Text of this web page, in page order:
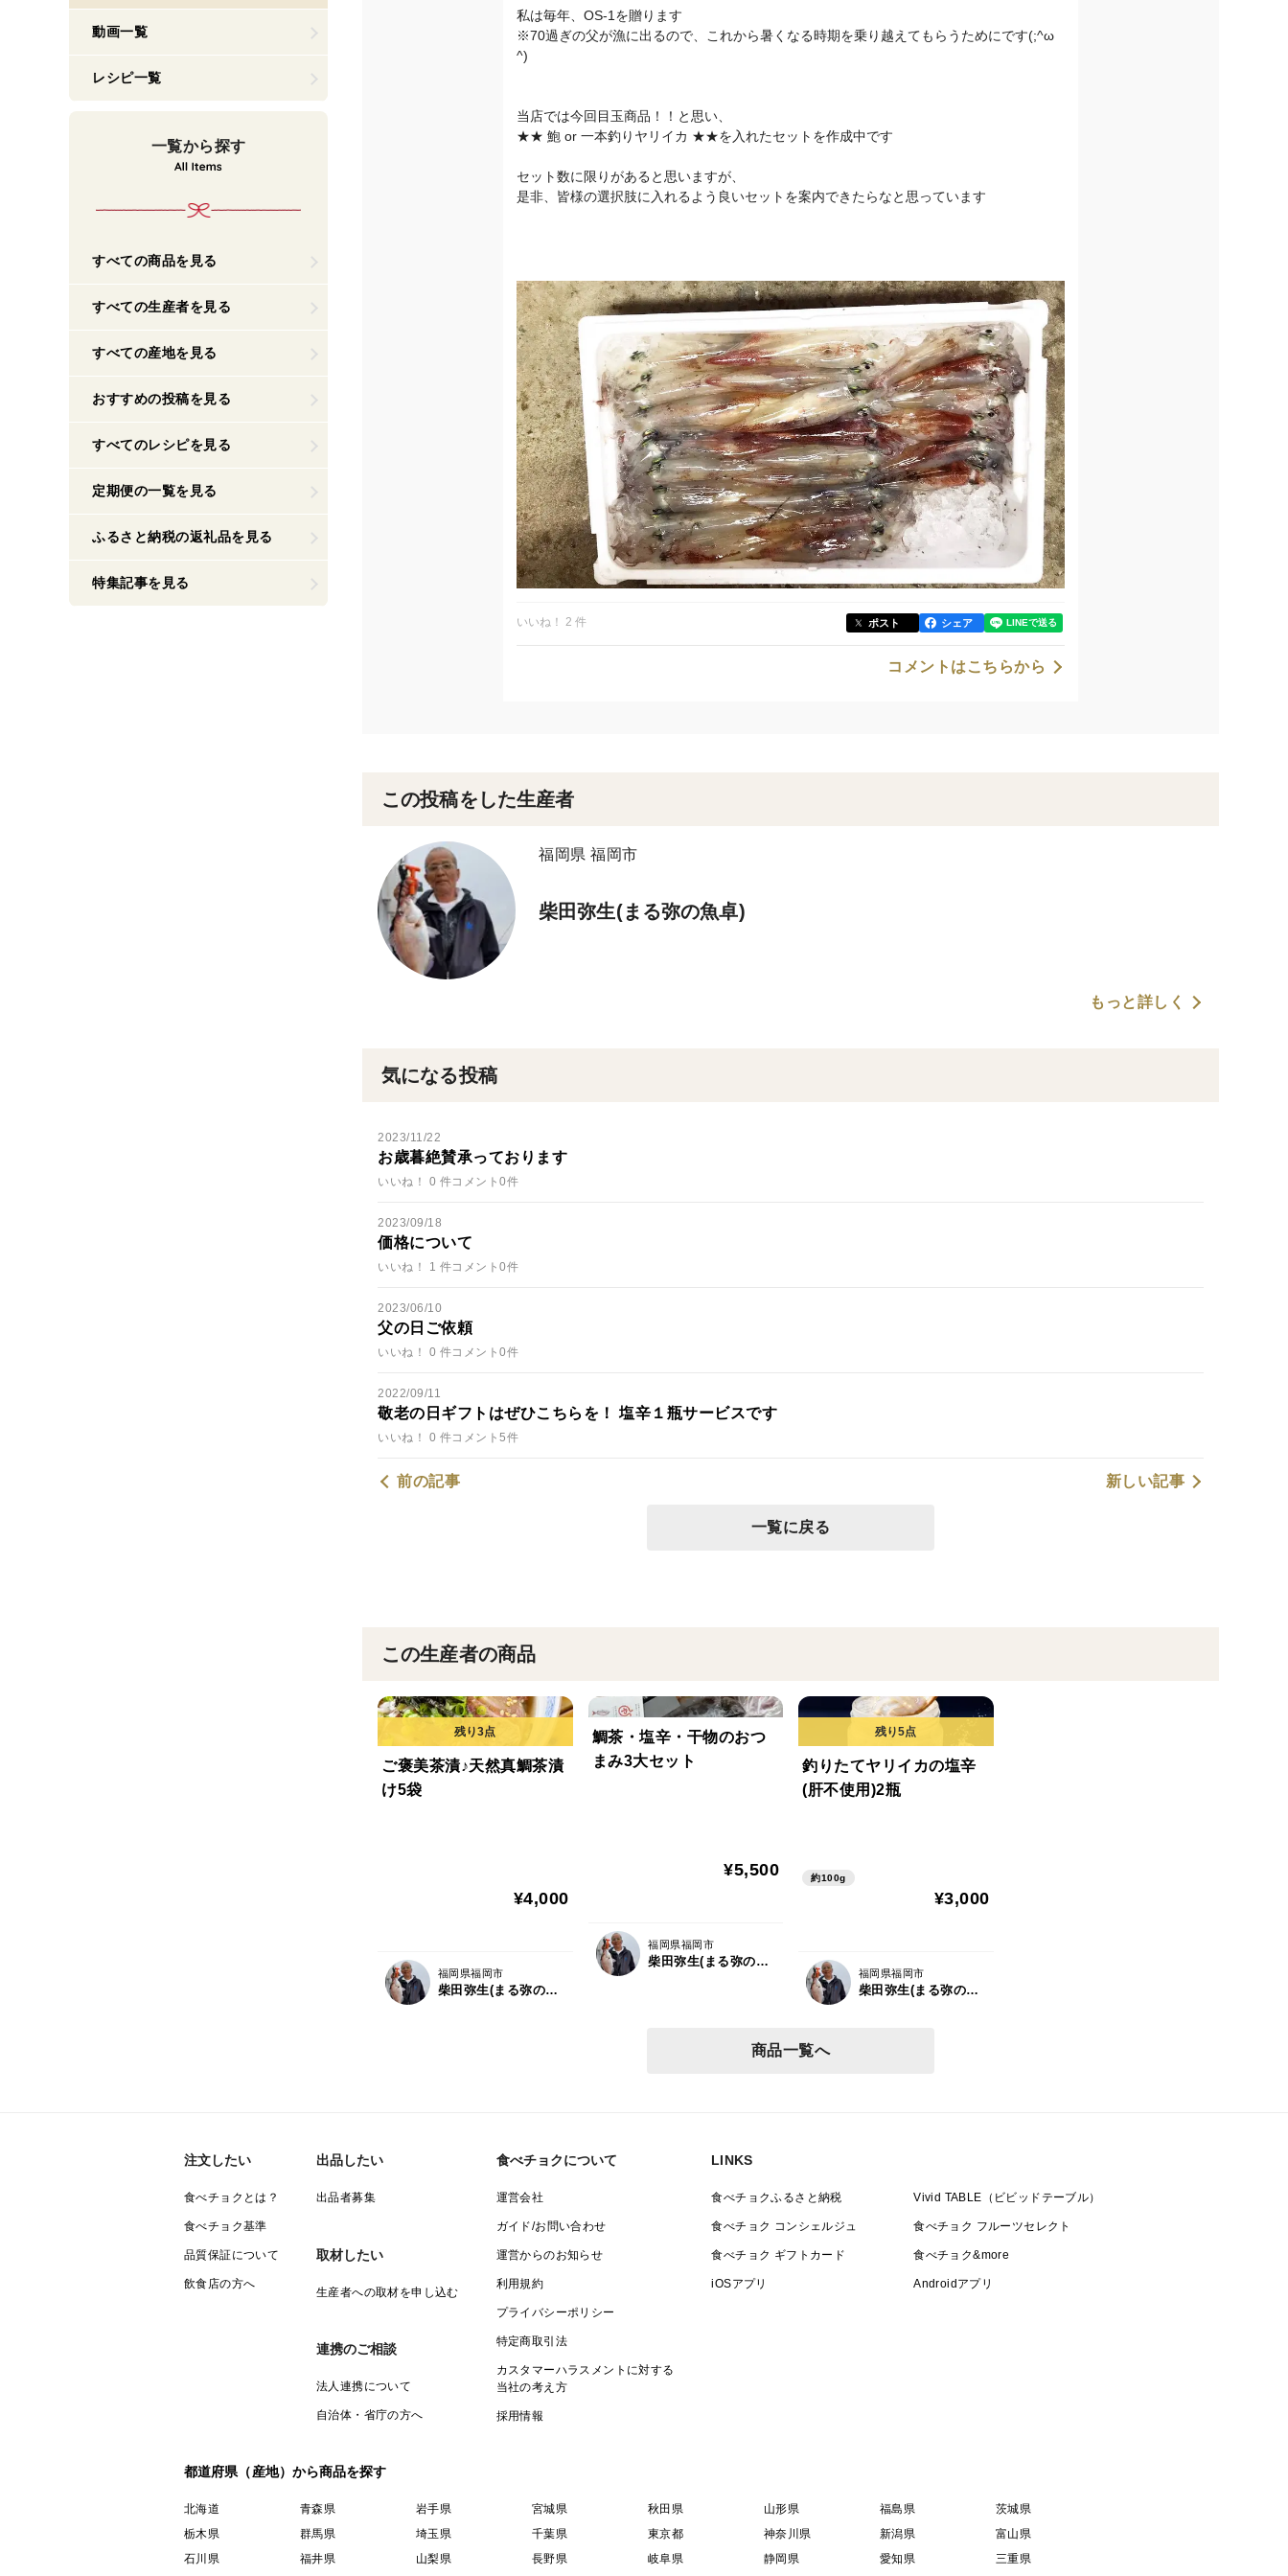
動画一覧
レシピ一覧
一覧から探す
すべての商品を見る
すべての生産者を見る
すべての産地を見る
おすすめの投稿を見る
すべてのレシピを見る
定期便の一覧を見る
ふるさと納税の返礼品を見る
特集記事を見る
私は毎年、OS-1を贈ります
※70過ぎの父が漁に出るので、これから暑くなる時期を乗り越えてもらうためにです(;^ω
^)
当店では今回目玉商品！！と思い、
★★ 鮑 or 一本釣りヤリイカ ★★を入れたセットを作成中です
セット数に限りがあると思いますが、
是非、皆様の選択肢に入れるよう良いセットを案内できたらなと思っています
いいね！ 2 件 ポスト シェア
コメントはこちらから
この投稿をした生産者
福岡県 福岡市
柴田弥生(まる弥の魚卓)
もっと詳しく
気になる投稿
2023/11/22
お歳暮絶賛承っております
いいね！ 0 件コメント0件
2023/09/18
価格について
いいね！ 1 件コメント0件
2023/06/10
父の日ご依頼
いいね！ 0 件コメント0件
2022/09/11
敬老の日ギフトはぜひこちらを！ 塩辛１瓶サービスです
いいね！ 0 件コメント5件
前の記事 新しい記事
一覧に戻る
この生産者の商品
ご褒美茶漬♪天然真鯛茶漬
け5袋
¥4,000
福岡県福岡市
柴田弥生(まる弥の魚卓)
鯛茶・塩辛・干物のおつ
まみ3大セット
¥5,500
福岡県福岡市
柴田弥生(まる弥の魚卓)
釣りたてヤリイカの塩辛
(肝不使用)2瓶
約100g
¥3,000
福岡県福岡市
柴田弥生(まる弥の魚卓)
商品一覧へ
注文したい
食べチョクとは？
食べチョク基準
品質保証について
飲食店の方へ
出品したい
出品者募集
取材したい
生産者への取材を申し込む
連携のご相談
法人連携について
自治体・省庁の方へ
食べチョクについて
運営会社
ガイド/お問い合わせ
運営からのお知らせ
利用規約
プライバシーポリシー
特定商取引法
カスタマーハラスメントに対する
当社の考え方
採用情報
LINKS
食べチョクふるさと納税 Vivid TABLE（ビビッドテーブル）
食べチョク コンシェルジュ 食べチョク フルーツセレクト
食べチョク ギフトカード 食べチョク&more
iOSアプリ Androidアプリ
都道府県（産地）から商品を探す
北海道 青森県 岩手県 宮城県 秋田県 山形県 福島県
茨城県
栃木県
群馬県 埼玉県 千葉県 東京都 神奈川県 新潟県
富山県
石川県
福井県 山梨県 長野県 岐阜県 静岡県 愛知県 三重県